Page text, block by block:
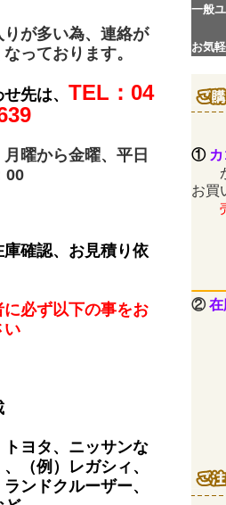
一般
お気
①
が
お買
売
②在
が
りが多い為、連絡が
っております。
先は、 TEL：04
曜から金曜、平日
00
確認、お見積り依
必ず以下の事をお
い
トヨタ、ニッサンな
（例）レガシィ、
ンドクルーザー、